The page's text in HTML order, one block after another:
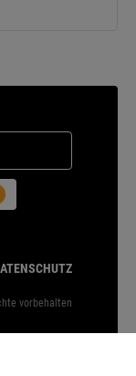
vorbehalten